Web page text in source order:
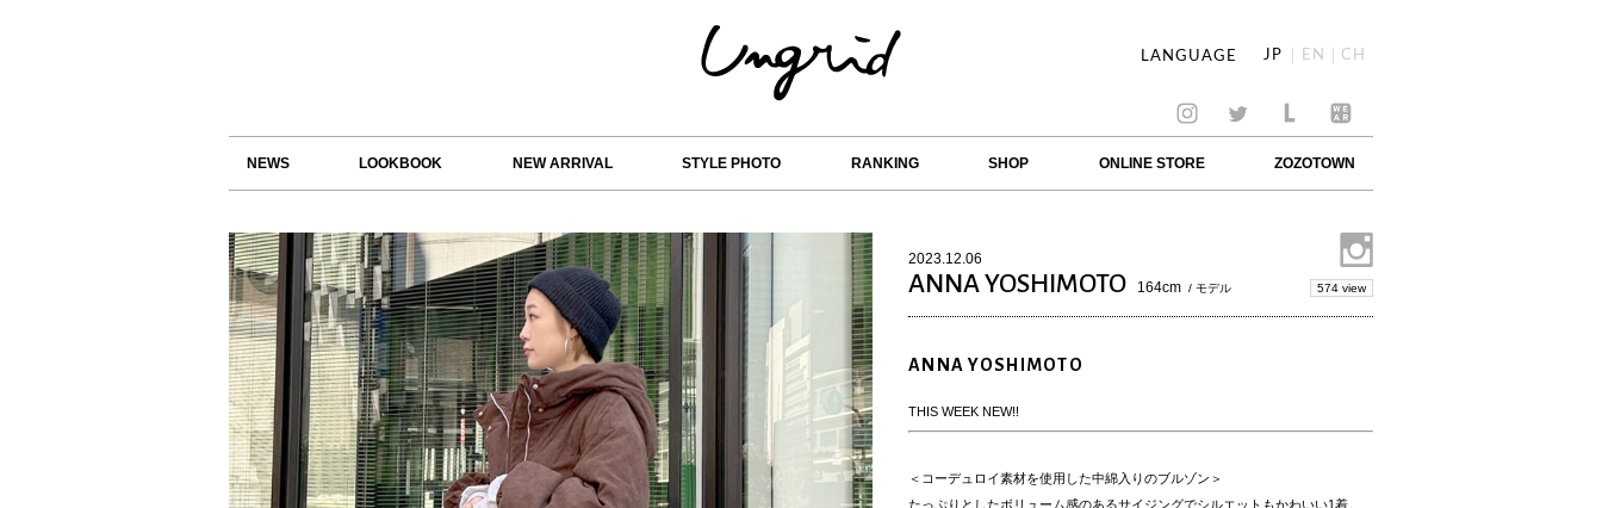
LANGUAGE JP EN CH
NEWS LOOKBOOK NEW ARRIVAL STYLE PHOTO RANKING SHOP ONLINE STORE ZOZOTOWN
2023.12.06
ANNA YOSHIMOTO 164cm / モデル 574 view
ANNA YOSHIMOTO
THIS WEEK NEW!!
＜ コーデュロイ素材を使用した中綿入りのブルゾン＞
たっぷりとしたボリューム感のあるサイジングでシルエットもかわいい1着。